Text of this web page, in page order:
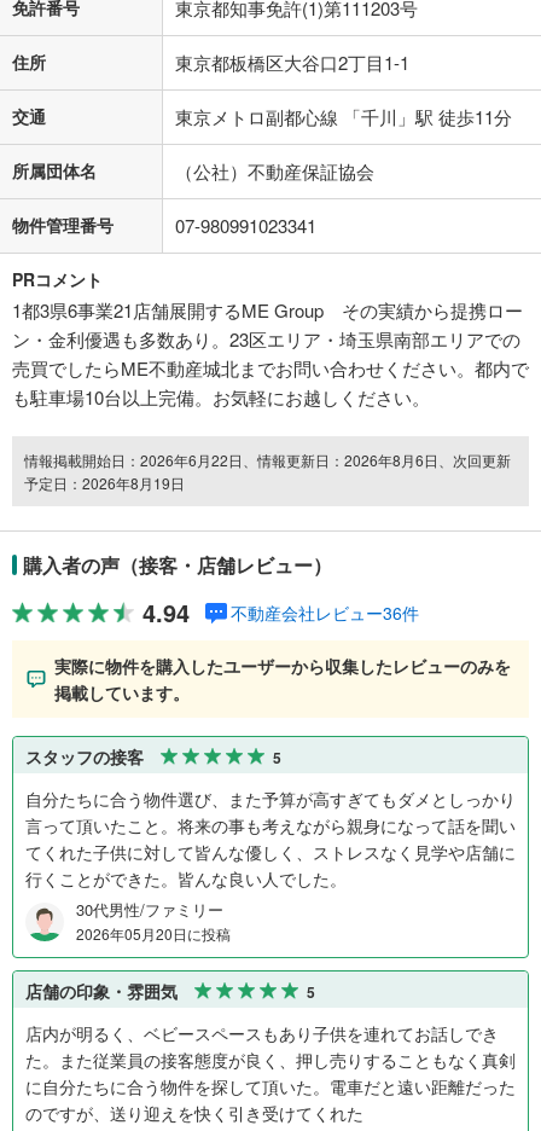
免許番号 東京都知事免許(1)第111203号
住所 東京都板橋区大谷口2丁目1-1
交通 東京メトロ副都心線 「千川」駅 徒歩11分
所属団体名 （公社）不動産保証協会
物件管理番号 07-980991023341
PRコメント
1都3県6事業21店舗展開するME Group その実績から提携ロー
ン・金利優遇も多数あり。23区エリア・埼玉県南部エリアでの
売買でしたらME不動産城北までお問い合わせください。都内で
も駐車場10台以上完備。お気軽にお越しください。
情報掲載開始日：2026年6月22日、情報更新日：2026年8月6日、次回更新
予定日：2026年8月19日
購入者の声（接客・店舗レビュー）
4.94 不動産会社レビュー36件
実際に物件を購入したユーザーから収集したレビューのみを
掲載しています。
スタッフの接客 5
自分たちに合う物件選び、また予算が高すぎてもダメとしっかり
言って頂いたこと。将来の事も考えながら親身になって話を聞い
てくれた子供に対して皆んな優しく、ストレスなく見学や店舗に
行くことができた。皆んな良い人でした。
30代男性/ファミリー
2026年05月20日に投稿
店舗の印象・雰囲気 5
店内が明るく、ベビースペースもあり子供を連れてお話しでき
た。また従業員の接客態度が良く、押し売りすることもなく真剣
に自分たちに合う物件を探して頂いた。電車だと遠い距離だった
のですが、送り迎えを快く引き受けてくれた